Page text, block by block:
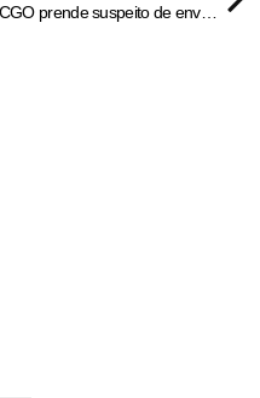
PCGO prende suspeito de envolvimento em roubo de motocicleta de app – Policia Civil do Estado de Goiás